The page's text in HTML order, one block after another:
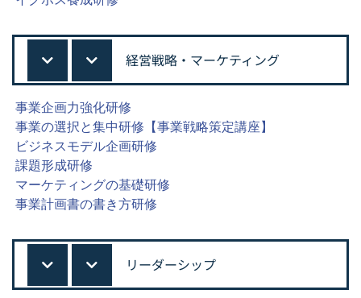
経営戦略・マーケティング
事業企画力強化研修
事業の選択と集中研修【事業戦略策定講座】
ビジネスモデル企画研修
課題形成研修
マーケティングの基礎研修
事業計画書の書き方研修
リーダーシップ